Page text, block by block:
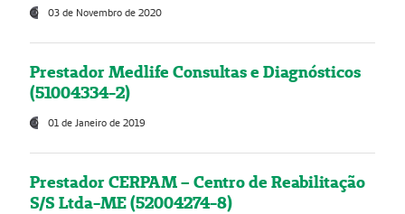
03 de Novembro de 2020
Prestador Medlife Consultas e Diagnósticos
(51004334-2)
01 de Janeiro de 2019
Prestador CERPAM – Centro de Reabilitação
S/S Ltda-ME (52004274-8)